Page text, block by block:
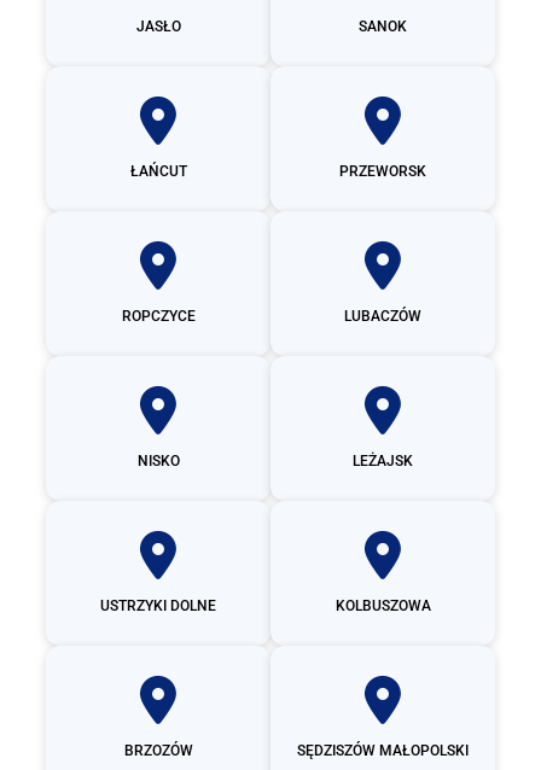
JASŁO SANOK
ŁAŃCUT PRZEWORSK
ROPCZYCE LUBACZÓW
NISKO LEŻAJSK
USTRZYKI DOLNE KOLBUSZOWA
BRZOZÓW SĘDZISZÓW MAŁOPOLSKI